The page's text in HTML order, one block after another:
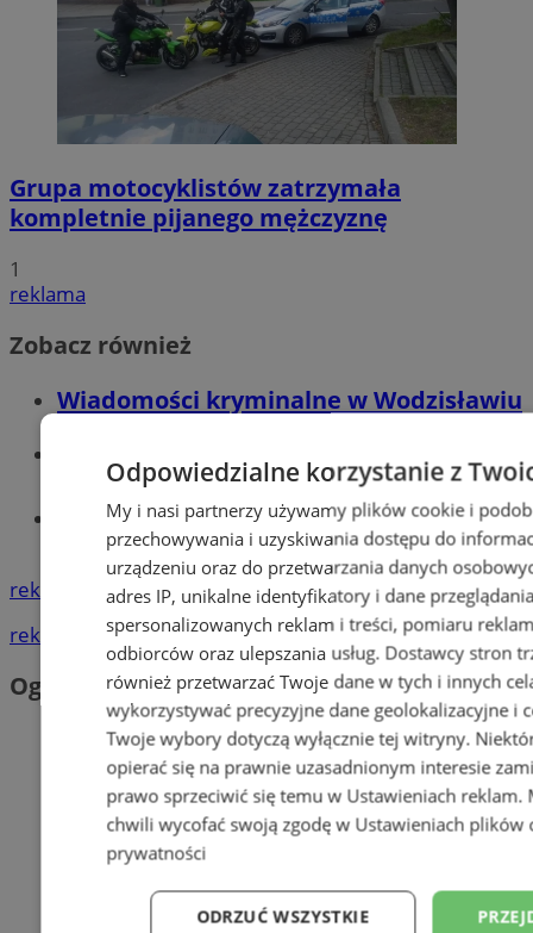
Grupa motocyklistów zatrzymała
kompletnie pijanego mężczyznę
1
reklama
Zobacz również
Wiadomości kryminalne w Wodzisławiu
Tworzenie stron www - Wodzisław
Śląski
reklama
reklama
Ogłoszenia
Odpowiedzialne korzystanie z
My i nasi partnerzy używamy plików cookie i
przechowywania i uzyskiwania dostępu do
urządzeniu oraz do przetwarzania danych
adres IP, unikalne identyfikatory i dane
spersonalizowanych reklam i treści, pomiaru
odbiorców oraz ulepszania usług. Dostawcy stron
również przetwarzać Twoje dane w tych i innych
wykorzystywać precyzyjne dane geolokalizacyjne i
Twoje wybory dotyczą wyłącznie tej witryny.
opierać się na prawnie uzasadnionym interesie
prawo sprzeciwić się temu w Ustawieniach reklam.
chwili wycofać swoją zgodę w Ustawieniach plików
prywatności
ODRZUĆ WSZYSTKIE